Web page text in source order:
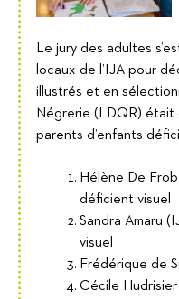
Le jury des adultes
locaux de l’IJA pour
illustrés et en
Négrerie (LDQR)
parents d’enfants
Hélène De
déficient visuel
Sandra Amaru
visuel
Frédérique de
Cécile